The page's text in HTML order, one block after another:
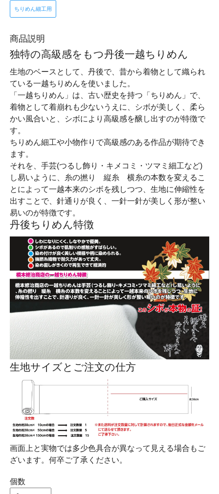
ちりめん細工用
商品説明
独特の高級感をもつ丹後一越ちりめん
生地のベースとして、丹後で、昔から着物として織られ
ている一越ちりめんを使いました。
「一越ちりめん」は、古い歴史を持つ「ちりめん」で、
着物として着崩れも少ないうえに、シボが美しく、柔ら
かい風合いと、シボにより高級感を醸し出すのが特徴で
す。
ちりめん細工や小物作りで高級感のある作品が期待でき
ます。
それを、手芸(つるし飾り・キメコミ・ツマミ細工など)
し易いように、糸の撚り 縦糸 横糸の本数を変えるこ
とによって一越本来のシボを残しつつ、生地に伸縮性を
出すことで、針通りが良く、一針一針が美しく形が整い
易いのが特徴です。
丹後ちりめん特徴
生地サイズとご注文の仕方
画面上と実物では多少色具合が異なって見える場合もご
ざいます。何卒ご了承ください。
個数